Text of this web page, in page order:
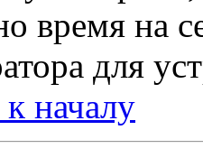
время на
для
началу